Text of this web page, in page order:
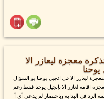
معجزة ليعازر الا
ليعازر الا في انجيل يوحنا يو السؤال
اقامه لعازر الا بإنجيل يوحنا فقط رغم
الرد في البداية وباختصار لم يدعي أي أ